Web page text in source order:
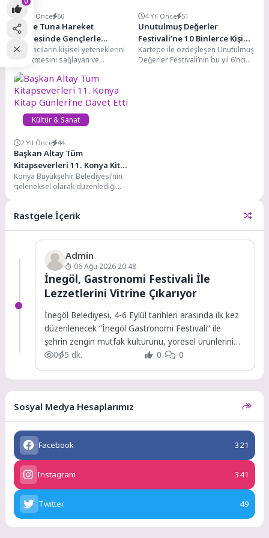
2 Yıl Önce 60
Tuğçe Tuna Hareket
Atölyesinde Gençlerle
Buluştu
Katılımcıların kişisel yeteneklerini
keşfetmesini sağlayan ve
becerilerini geliştiren etkinlikler
yoğun ilgi görüyor.38. Genç
Günler’in bu...
4 Yıl Önce 51
Unutulmuş Değerler
Festivali’ne 10 Binlerce Kişi
Katıldı
Kartepe ile özdeşleşen Unutulmuş
Değerler Festivali’nin bu yıl 6’ncısı
Kültür & Sanat
2 Yıl Önce 44
Başkan Altay Tüm
Kitapseverleri 11. Konya Kitap
Günleri’ne Davet Etti
Konya Büyükşehir Belediyesi’nin
geleneksel olarak düzenlediği
kitapseverlerle...
Rastgele İçerik
Admin
06 Ağu 2026 20:48
İnegöl, Gastronomi Festivali İle
Lezzetlerini Vitrine Çıkarıyor
İnegöl Belediyesi, 4-6 Eylül tarihleri arasında ilk kez
düzenlenecek “İnegöl Gastronomi Festivali” ile
şehrin zengin mutfak kültürünü, yöresel ürünlerini
ve...
0 5 dk. 0 0
Sosyal Medya Hesaplarımız
Facebook 321
Instagram 341
Twitter 49